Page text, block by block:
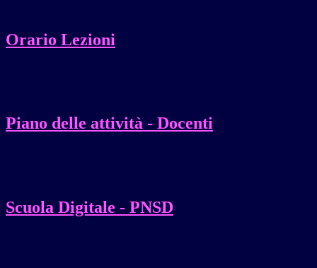
Orario Lezioni
Piano delle attività - Docenti
Scuola Digitale - PNSD